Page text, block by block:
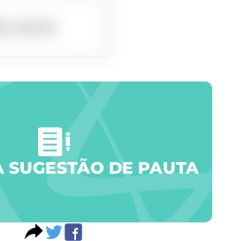
SUGESTÃO DE PAUTA